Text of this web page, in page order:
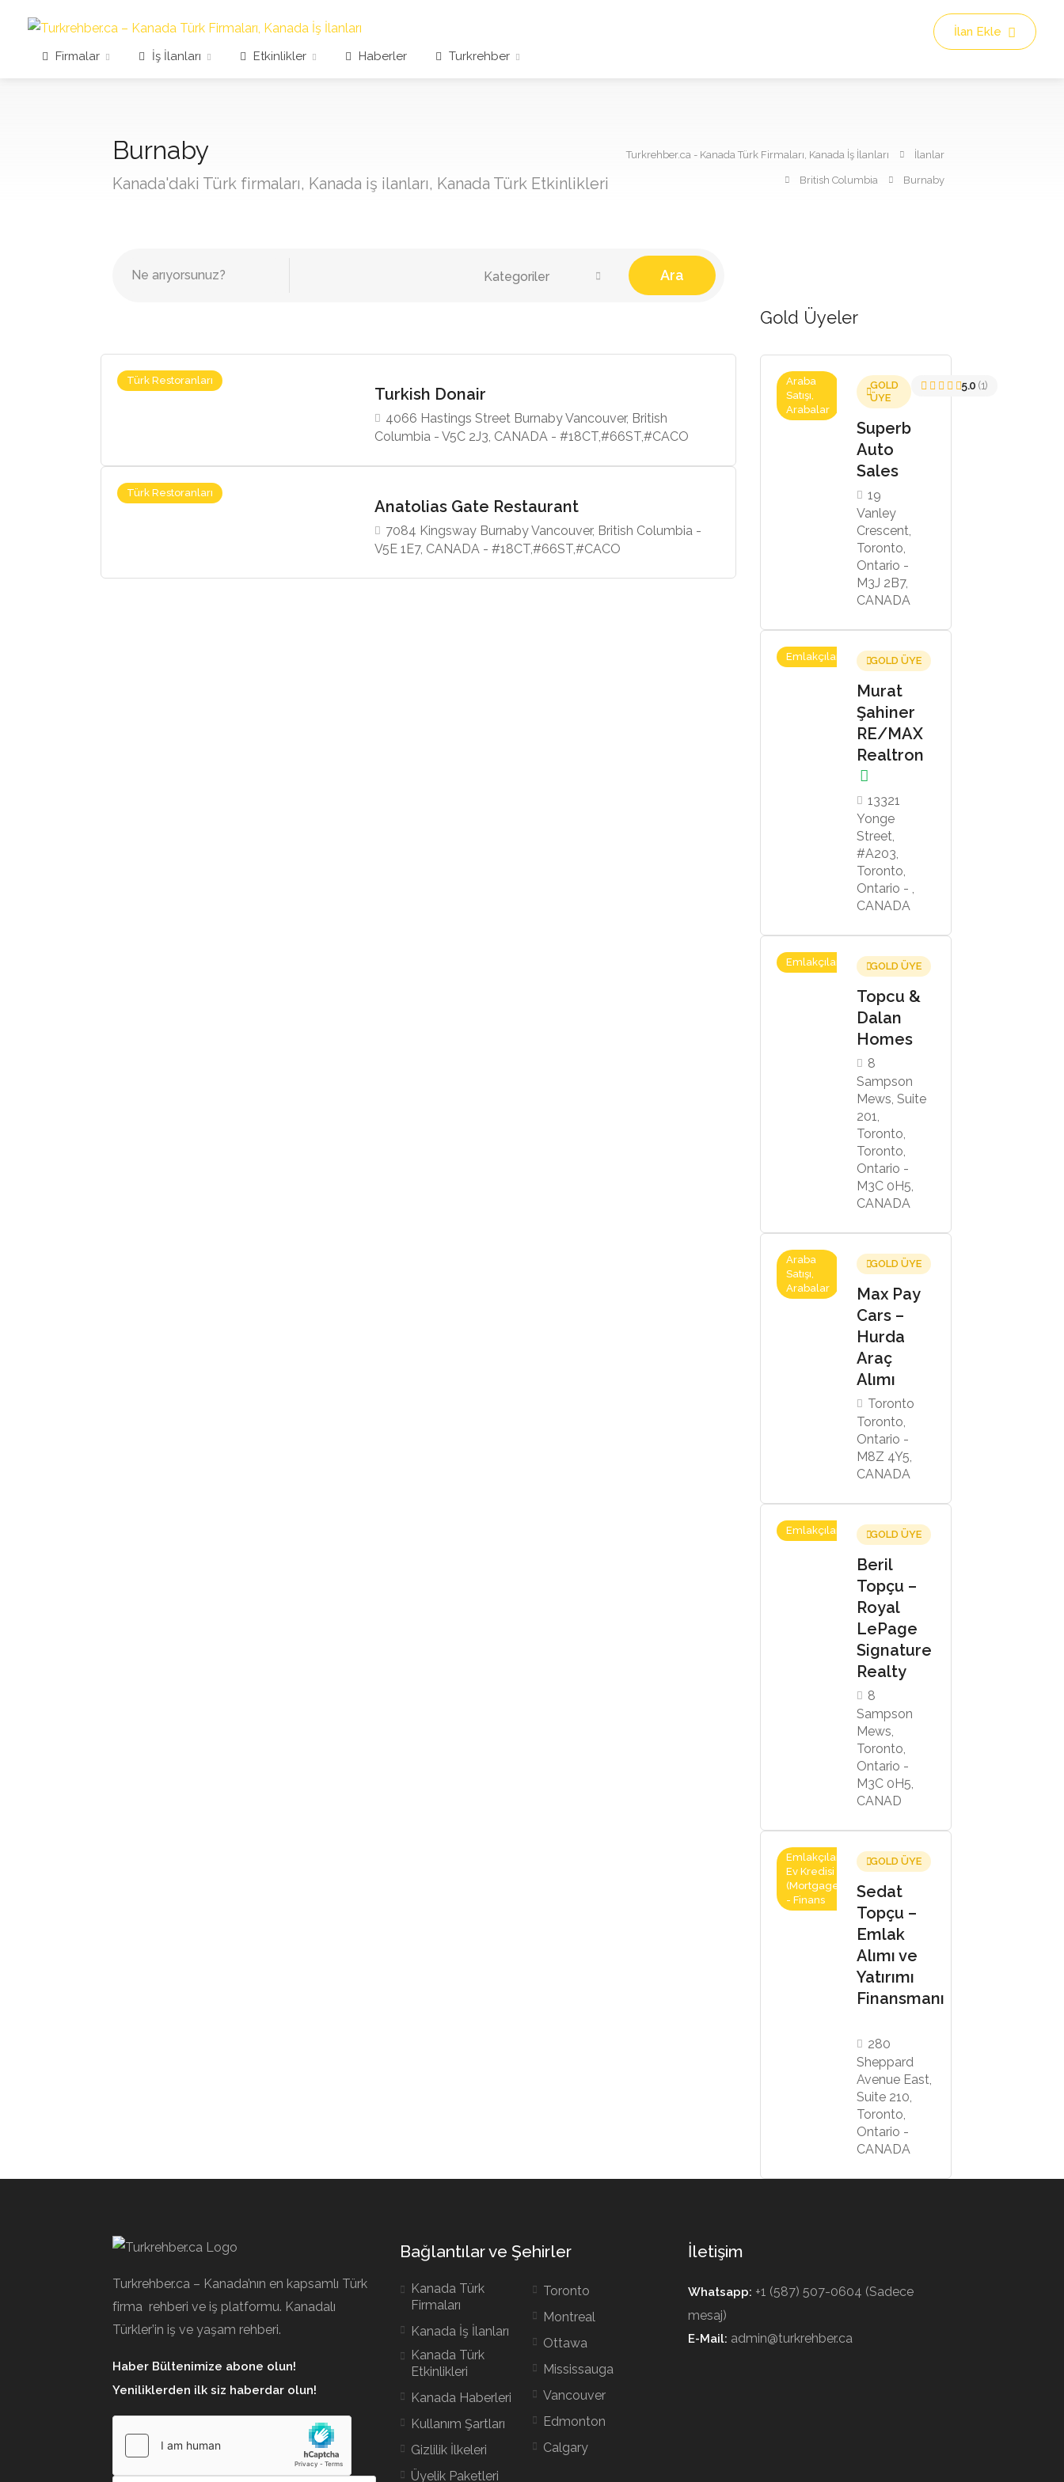
Firmalar İş İlanları Etkinlikler Haberler Turkrehber
İlan Ekle
Burnaby
Kanada'daki Türk firmaları, Kanada iş ilanları, Kanada Türk Etkinlikleri
Turkrehber.ca - Kanada Türk Firmaları, Kanada İş İlanları İlanlar
British Columbia Burnaby
Kategoriler Ara
Türk Restoranları
Turkish Donair
4066 Hastings Street Burnaby Vancouver, British
Columbia - V5C 2J3, CANADA - #18CT,#66ST,#CACO
Türk Restoranları
Anatolias Gate Restaurant
7084 Kingsway Burnaby Vancouver, British Columbia -
V5E 1E7, CANADA - #18CT,#66ST,#CACO
Gold Üyeler
Araba
Satışı,
Arabalar
GOLD
ÜYE
Superb
Auto
Sales
19
Vanley
Crescent,
Toronto,
Ontario -
M3J 2B7,
CANADA
5.0 (1)
Emlakçılar GOLD ÜYE
Murat
Şahiner
RE/MAX
Realtron
13321
Yonge
Street,
#A203,
Toronto,
Ontario - ,
CANADA
Emlakçılar GOLD ÜYE
Topcu &
Dalan
Homes
8
Sampson
Mews, Suite
201,
Toronto,
Toronto,
Ontario -
M3C 0H5,
CANADA
Araba
Satışı,
Arabalar
GOLD ÜYE
Max Pay
Cars –
Hurda
Araç
Alımı
Toronto
Toronto,
Ontario -
M8Z 4Y5,
CANADA
Emlakçılar GOLD ÜYE
Beril
Topçu –
Royal
LePage
Signature
Realty
8
Sampson
Mews,
Toronto,
Ontario -
M3C 0H5,
CANAD
Emlakçılar,
Ev Kredisi
(Mortgage)
- Finans
GOLD ÜYE
Sedat
Topçu –
Emlak
Alımı ve
Yatırımı
Finansmanı
280
Sheppard
Avenue East,
Suite 210,
Toronto,
Ontario -
CANADA
Turkrehber.ca – Kanada’nın en kapsamlı Türk
firma rehberi ve iş platformu. Kanadalı
Türkler’in iş ve yaşam rehberi.
Haber Bültenimize abone olun!
Yeniliklerden ilk siz haberdar olun!
Bağlantılar ve Şehirler
Kanada Türk
Firmaları
Kanada İş İlanları
Kanada Türk
Etkinlikleri
Kanada Haberleri
Kullanım Şartları
Gizlilik İlkeleri
Üyelik Paketleri
Toronto
Montreal
Ottawa
Mississauga
Vancouver
Edmonton
Calgary
İletişim
Whatsapp: +1 (587) 507-0604 (Sadece
mesaj)
E-Mail: admin@turkrehber.ca